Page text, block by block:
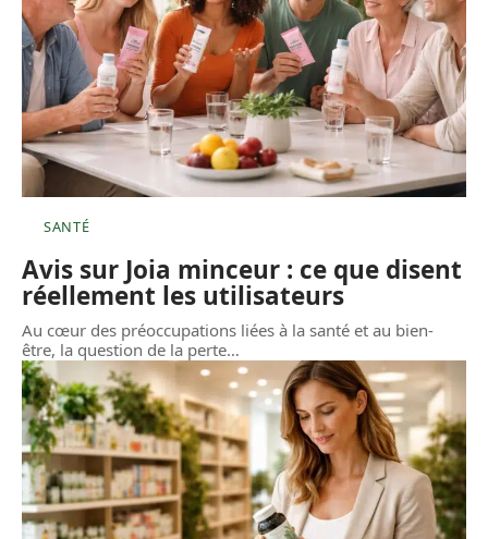
SANTÉ
Avis sur Joia minceur : ce que disent
réellement les utilisateurs
Au cœur des préoccupations liées à la santé et au bien-
être, la question de la perte…